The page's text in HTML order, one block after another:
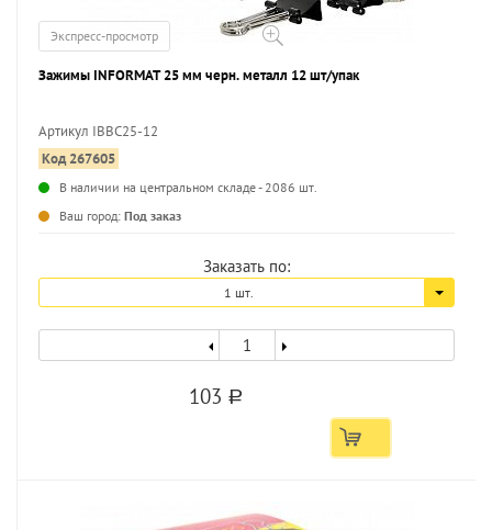
Экспресс-просмотр
Зажимы INFORMAT 25 мм черн. металл 12 шт/упак
Артикул IBBC25-12
Код 267605
В наличии на центральном складе - 2086 шт.
Ваш город: Под заказ
Заказать по:
1 шт.
103 a